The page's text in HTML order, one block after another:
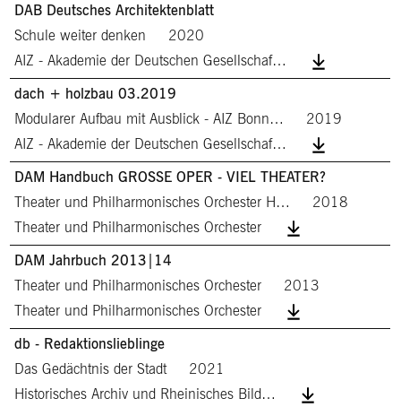
DAB Deutsches Architektenblatt
Schule weiter denken
2020
AIZ - Akademie der Deutschen Gesellschaf…
dach + holzbau 03.2019
Modularer Aufbau mit Ausblick - AIZ Bonn…
2019
AIZ - Akademie der Deutschen Gesellschaf…
DAM Handbuch GROSSE OPER - VIEL THEATER?
Theater und Philharmonisches Orchester H…
2018
Theater und Philharmonisches Orchester
DAM Jahrbuch 2013|14
Theater und Philharmonisches Orchester
2013
Theater und Philharmonisches Orchester
db - Redaktionslieblinge
Das Gedächtnis der Stadt
2021
Historisches Archiv und Rheinisches Bild…